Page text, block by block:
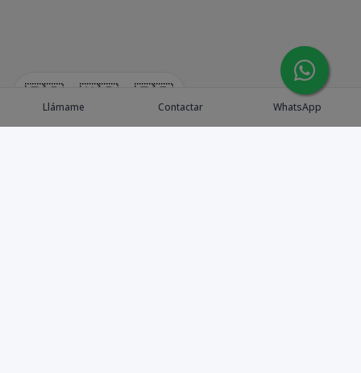
🇪🇸 🇺🇸 🇫🇷
Llámame Contactar WhatsApp